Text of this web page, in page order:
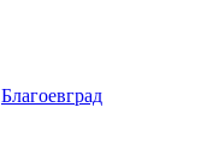
Благоевград